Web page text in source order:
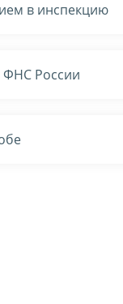
в инспекцию
ФНС России